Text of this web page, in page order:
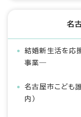
名
結婚新生活を応
事業―
名古屋市こども
内）